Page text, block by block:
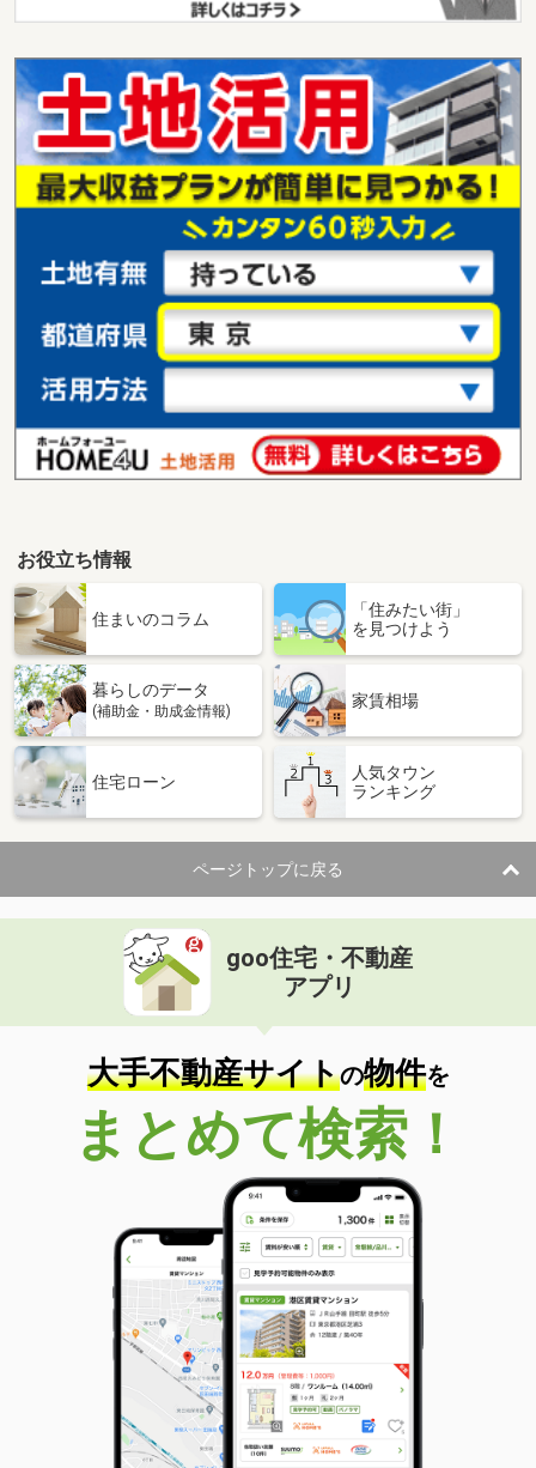
お役立ち情報
住まいのコラム
「住みたい街」
を見つけよう
暮らしのデータ
(補助金・助成金情報)
家賃相場
住宅ローン
人気タウン
ランキング
ページトップに戻る
goo住宅・不動産
アプリ
大手不動産サイトの物件を
まとめて検索！